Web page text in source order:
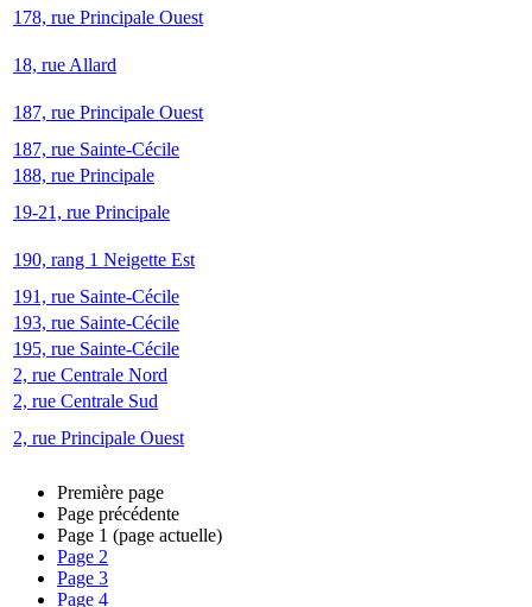
178, rue Principale Ouest
18, rue Allard
187, rue Principale Ouest
187, rue Sainte-Cécile
188, rue Principale
19-21, rue Principale
190, rang 1 Neigette Est
191, rue Sainte-Cécile
193, rue Sainte-Cécile
195, rue Sainte-Cécile
2, rue Centrale Nord
2, rue Centrale Sud
2, rue Principale Ouest
Première page
Page précédente
Page 1 (page actuelle)
Page 2
Page 3
Page 4